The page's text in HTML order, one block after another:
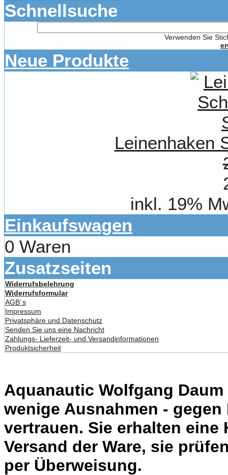
Schnellsuche
Verwenden Sie
Neue Produkte
Leinenhaken
inkl. 19%
Einkaufswagen
0 Waren
Zusatzseiten
Widerrufsbelehrung
Widerrufsformular
AGB´s
Impressum
Privatsphäre und Datenschutz
Senden Sie uns eine Nachricht
Zahlungs- Lieferzeit- und Versandinformationen
Produktsicherheit
Aquanautic Wolfgang
wenige Ausnahmen -
vertrauen. Sie erhalten
Versand der Ware, sie
per Überweisung.